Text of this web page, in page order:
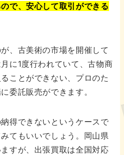
で、安心して取引ができる
、古美術の市場を開催して
に1度行われていて、古物商
ことができない、プロのた
委託販売ができます。
得できないというケースで
てもいいでしょう。岡山県
すが、出張買取は全国対応